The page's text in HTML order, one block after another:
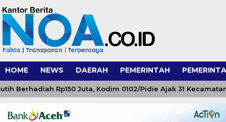
HOME NEWS DAERAH PEMERINTAH
Rp150 Juta, Kodim 0102/Pidie Ajak 31 Kecamatan